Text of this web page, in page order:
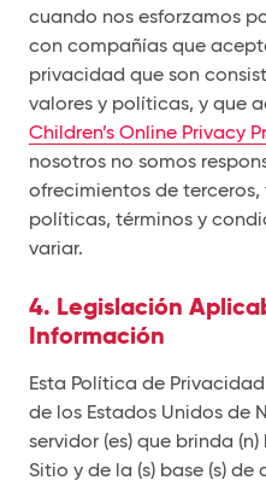
cuando nos esforzamos
con compañías que
privacidad que son
valores y políticas, y que
Children’s Online Privacy
nosotros no somos
ofrecimientos de terceros,
políticas, términos y
variar.
4. Legislación
Información
Esta Política de
de los Estados Unidos de
servidor (es) que brinda
Sitio y de la (s) base (s)